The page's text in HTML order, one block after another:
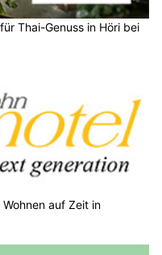
Thai-Genuss in Höri bei
Wohnen auf Zeit in